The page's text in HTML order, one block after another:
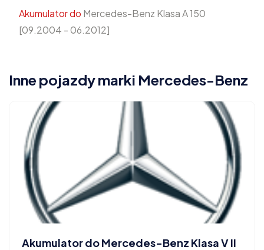
Akumulator do Mercedes-Benz Klasa A 150
[09.2004 - 06.2012]
Inne pojazdy marki Mercedes-Benz
Akumulator do Mercedes-Benz Klasa V II